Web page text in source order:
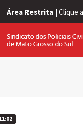
Área Restrita | Clique